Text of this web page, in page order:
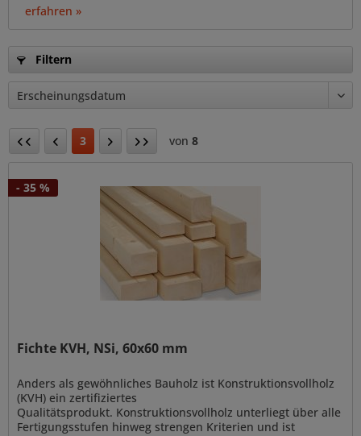
erfahren »
Filtern
3 von 8
- 35 %
Fichte KVH, NSi, 60x60 mm
Anders als gewöhnliches Bauholz ist Konstruktionsvollholz
(KVH) ein zertifiziertes
Qualitätsprodukt. Konstruktionsvollholz unterliegt über alle
Fertigungsstufen hinweg strengen Kriterien und ist